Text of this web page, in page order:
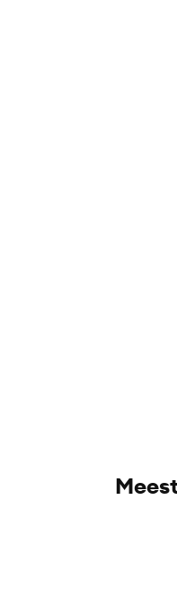
Hoe